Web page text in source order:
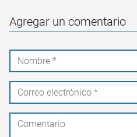
Agregar un comentario